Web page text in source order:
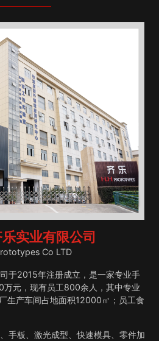
实业有限公司
Co LTD
于2015年注册成立，是一家专业手
元，现有员工800余人，其中专业
生产车间占地面积12000㎡；员工食
手板、激光成型、快速模具、零件加